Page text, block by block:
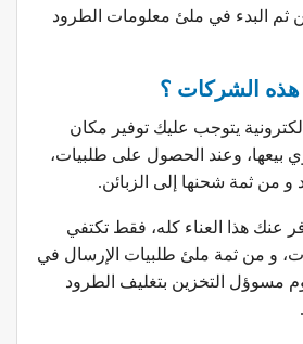
ثم البدء في ملئ معلومات الطرود
الشركات ؟
يتوجب عليك توفير مكان
بيعها، وعند الحصول على طلبيات،
من ثمة شحنها إلى الزبائن.
عنك هذا العناء كله، فقط تكتفي
و من ثمة ملئ طلبيات الإرسال في
مسوؤل التخزين بتغليف الطرود